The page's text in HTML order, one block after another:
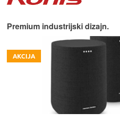
Premium industrijski dizajn.
AKCIJA